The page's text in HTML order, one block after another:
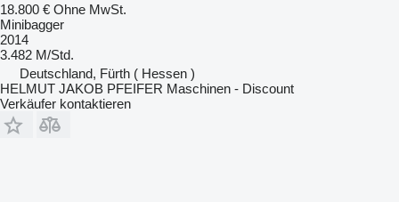
18.800 € Ohne MwSt.
Minibagger
2014
3.482 M/Std.
Deutschland, Fürth ( Hessen )
HELMUT JAKOB PFEIFER Maschinen - Discount
Verkäufer kontaktieren